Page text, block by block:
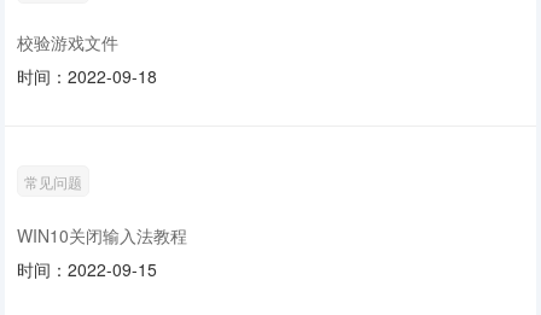
校验游戏文件
时间：2022-09-18
常见问题
WIN10关闭输入法教程
时间：2022-09-15